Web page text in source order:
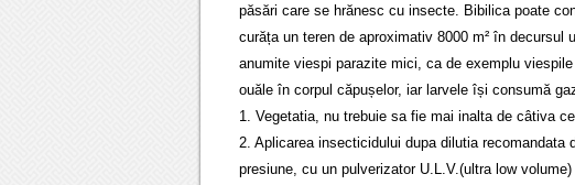
păsări care se hrănesc cu insecte. Bibilica poate
curăța un teren de aproximativ 8000 m² în decursul
anumite viespi parazite mici, ca de exemplu
ouăle în corpul căpușelor, iar larvele își consumă
1. Vegetatia, nu trebuie sa fie mai inalta de câtiva
2. Aplicarea insecticidului dupa dilutia
presiune, cu un pulverizator U.L.V.(ultra low